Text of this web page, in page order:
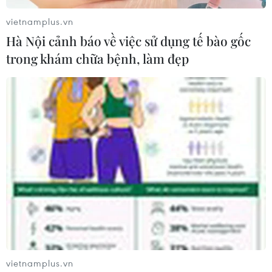
#Dịch COVID-19
#12 triệu liều vaccine
#Địa phương đang có dịch
#Thực hiện giãn cách
#Tổ COVID-19
TP. Hà Nội Tp. Hồ Chí Minh
Theo dõi VietnamPlus
vietnamplus.vn
Hà Nội cảnh báo về việc sử dụng tế bào gốc
trong khám chữa bệnh, làm đẹp
vietnamplus.vn